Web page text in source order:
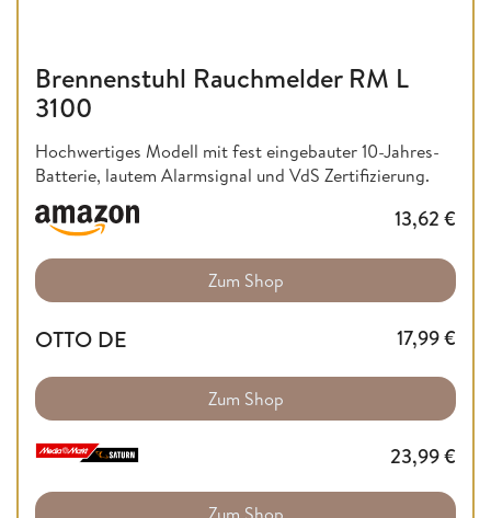
Brennenstuhl Rauchmelder RM L
3100
Hochwertiges Modell mit fest eingebauter 10-Jahres-
Batterie, lautem Alarmsignal und VdS Zertifizierung.
13,62 €
Zum Shop
OTTO DE 17,99€
Zum Shop
23,99€